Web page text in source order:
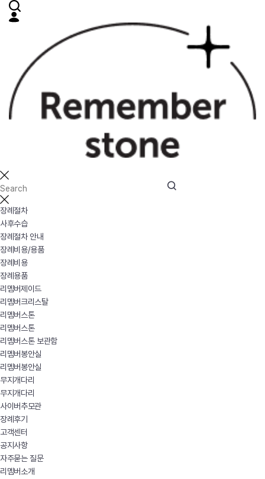
장례절차
사후수습
장례절차 안내
장례비용/용품
장례비용
장례용품
리멤버제이드
리멤버크리스탈
리멤버스톤
리멤버스톤
리멤버스톤 보관함
리멤버봉안실
리멤버봉안실
무지개다리
무지개다리
사이버추모관
장례후기
고객센터
공지사항
자주묻는 질문
리멤버소개